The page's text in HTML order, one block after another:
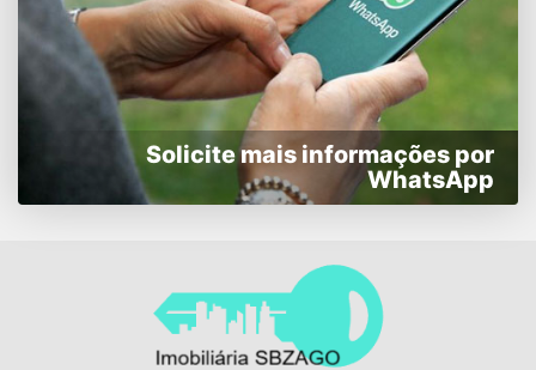
Solicite mais informações por
WhatsApp